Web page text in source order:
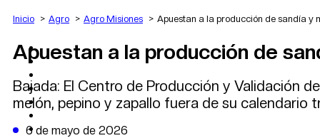
AGRO
DEPORTES
POLÍTICA
CAMBIO CLIMÁTICO
DATA FIRME
DE LA TRIBUNA TV
Inicio Agro Agro Misiones Apuestan a la producción de sandía y
Apuestan a la producción de
Bajada: El Centro de Producción y Validación
melón, pepino y zapallo fuera de su calendario
6 de mayo de 2026